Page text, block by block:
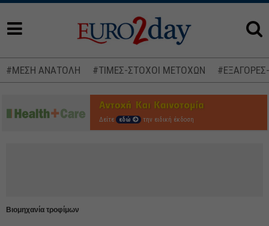
#ΜΕΣΗ ΑΝΑΤΟΛΗ #ΤΙΜΕΣ-ΣΤΟΧΟΙ ΜΕΤΟΧΩΝ
Δείτε εδώ την ειδική έκδοση
Βιομηχανία τροφίμων